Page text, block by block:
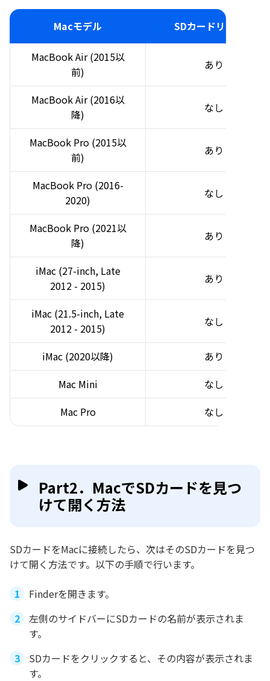
Macモデル SDカードリーダー
MacBook Air (2015以
前)
あり
MacBook Air (2016以
降)
なし
MacBook Pro (2015以
前)
あり
MacBook Pro (2016-
2020)
なし
MacBook Pro (2021以
降)
あり
iMac (27-inch, Late
2012 - 2015)
あり
iMac (21.5-inch, Late
2012 - 2015)
なし
iMac (2020以降)
あり
Mac Mini
なし
Mac Pro
なし
Part2．MacでSDカードを見つ
けて開く方法
SDカードをMacに接続したら、次はそのSDカードを見つ
けて開く方法です。以下の手順で行います。
Finderを開きます。
左側のサイドバーにSDカードの名前が表示されま
す。
SDカードをクリックすると、その内容が表示されま
す。